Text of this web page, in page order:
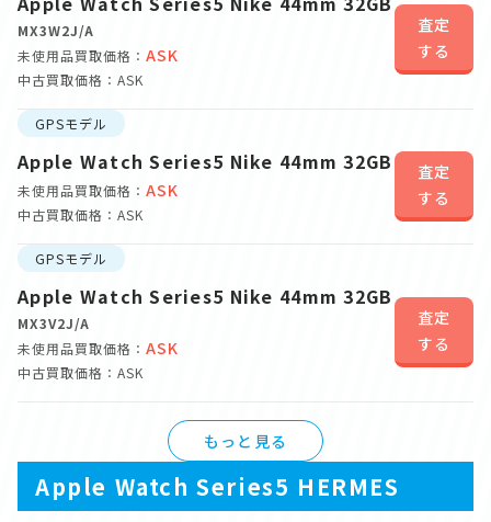
MX3W2J/A
未使用品買取価格： ASK
中古買取価格：ASK
査定
する
GPSモデル
Apple Watch Series5 Nike 44mm 32GB
未使用品買取価格： ASK
中古買取価格：ASK
査定
する
GPSモデル
Apple Watch Series5 Nike 44mm 32GB
MX3V2J/A
未使用品買取価格： ASK
中古買取価格：ASK
査定
する
もっと見る
Apple Watch Series5 HERMES